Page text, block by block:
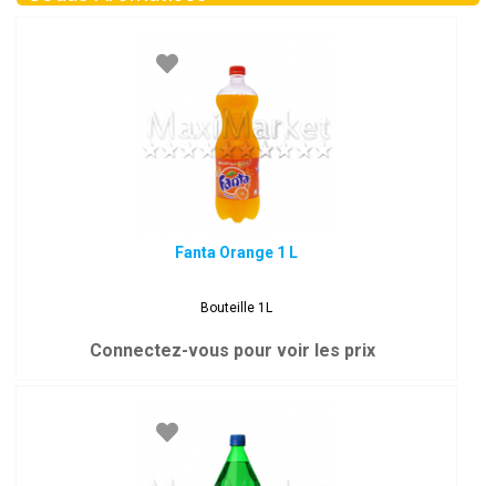
Fanta Orange 1 L
Bouteille 1L
Connectez-vous pour voir les prix